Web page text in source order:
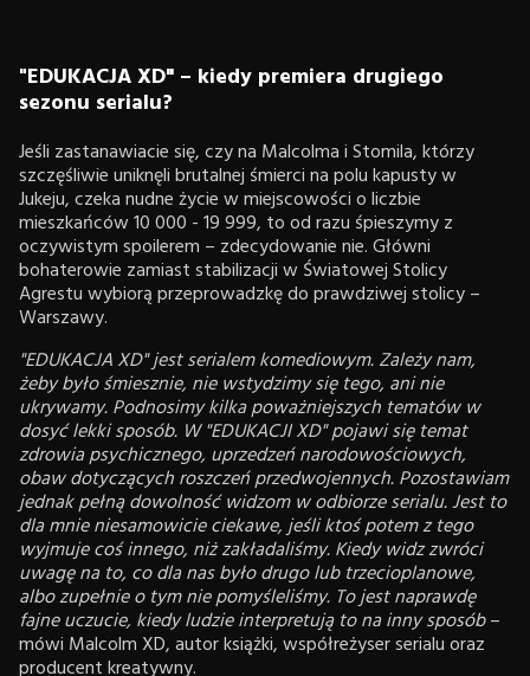
"EDUKACJA XD" – kiedy premiera drugiego
sezonu serialu?
Jeśli zastanawiacie się, czy na Malcolma i Stomila, którzy
szczęśliwie uniknęli brutalnej śmierci na polu kapusty w
Jukeju, czeka nudne życie w miejscowości o liczbie
mieszkańców 10 000 - 19 999, to od razu śpieszymy z
oczywistym spoilerem – zdecydowanie nie. Główni
bohaterowie zamiast stabilizacji w Światowej Stolicy
Agrestu wybiorą przeprowadzkę do prawdziwej stolicy –
Warszawy.
"EDUKACJA XD" jest serialem komediowym. Zależy nam,
żeby było śmiesznie, nie wstydzimy się tego, ani nie
ukrywamy. Podnosimy kilka poważniejszych tematów w
dosyć lekki sposób. W "EDUKACJI XD" pojawi się temat
zdrowia psychicznego, uprzedzeń narodowościowych,
obaw dotyczących roszczeń przedwojennych. Pozostawiam
jednak pełną dowolność widzom w odbiorze serialu. Jest to
dla mnie niesamowicie ciekawe, jeśli ktoś potem z tego
wyjmuje coś innego, niż zakładaliśmy. Kiedy widz zwróci
uwagę na to, co dla nas było drugo lub trzecioplanowe,
albo zupełnie o tym nie pomyśleliśmy. To jest naprawdę
fajne uczucie, kiedy ludzie interpretują to na inny sposób–
mówi Malcolm XD, autor książki, współreżyser serialu oraz
producent kreatywny.